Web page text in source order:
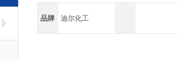
品牌 迪尔化工